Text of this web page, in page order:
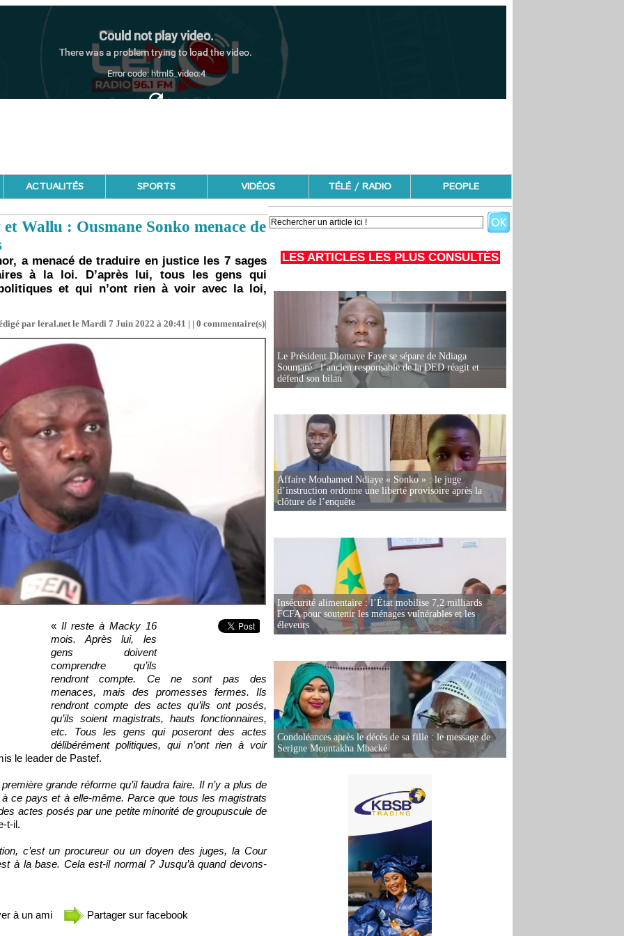
ACTUALITÉS SPORTS VIDÉOS TÉLÉ / RADIO PEOPLE
et Wallu : Ousmane Sonko menace de
a menacé de traduire en justice les 7 sages
à la loi. D’après lui, tous les gens qui
et qui n’ont rien à voir avec la loi,
par leral.net le Mardi 7 Juin 2022 à 20:41 | | 0 commentaire(s)|
« Il reste à Macky 16
mois. Après lui, les
gens doivent
comprendre qu’ils
rendront compte. Ce ne sont pas des
menaces, mais des promesses fermes. Ils
rendront compte des actes qu’ils ont posés,
qu’ils soient magistrats, hauts fonctionnaires,
etc. Tous les gens qui poseront des actes
délibérément politiques, qui n’ont rien à voir
le leader de Pastef.
première grande réforme qu’il faudra faire. Il n’y a plus de
ce pays et à elle-même. Parce que tous les magistrats
actes posés par une petite minorité de groupuscule de
t-il.
c’est un procureur ou un doyen des juges, la Cour
à la base. Cela est-il normal ? Jusqu’à quand devons-
à un ami Partager sur facebook
LES ARTICLES LES PLUS CONSULTÉS
Le Président Diomaye Faye se sépare de Ndiaga
Soumaré : l’ancien responsable de la DED réagit et
défend son bilan
Affaire Mouhamed Ndiaye « Sonko » : le juge
d’instruction ordonne une liberté provisoire après la
clôture de l’enquête
Insécurité alimentaire : l’État mobilise 7,2 milliards
FCFA pour soutenir les ménages vulnérables et les
éleveurs
Condoléances après le décès de sa fille : le message de
Serigne Mountakha Mbacké